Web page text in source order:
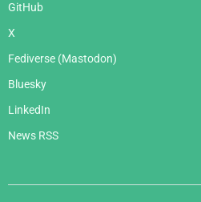
GitHub
X
Fediverse (Mastodon)
Bluesky
LinkedIn
News RSS